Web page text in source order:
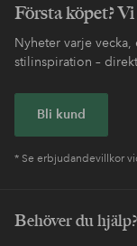
Första köpet?
Nyheter varje
stilinspiration –
Bli kund
* Se erbjudandevillkor
Behöver du hjälp?